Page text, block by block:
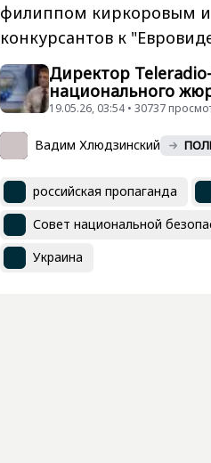
филиппом киркоровым и
конкурсантов к
Директор
национального
19.05.26, 03:54 • 30737
Вадим Хлюдзинский
российская пропаганда
Совет национальной
Украина